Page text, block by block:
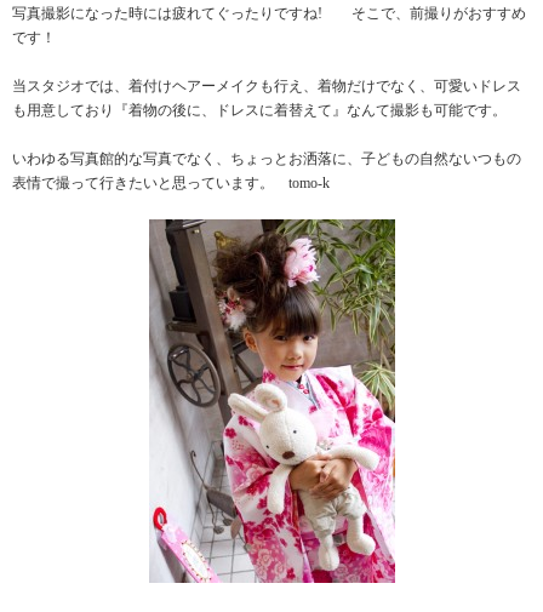
写真撮影になった時には疲れてぐったりですね! そこで、前撮りがおすすめ
です！
当スタジオでは、着付けヘアーメイクも行え、着物だけでなく、可愛いドレス
も用意しており『着物の後に、ドレスに着替えて』なんて撮影も可能です。
いわゆる写真館的な写真でなく、ちょっとお洒落に、子どもの自然ないつもの
表情で撮って行きたいと思っています。 tomo-k